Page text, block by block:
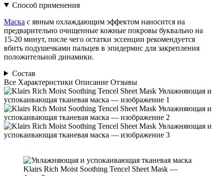
Способ применения
Маска с явным охлаждающим эффектом наносится на
предварительно очищенные кожные покровы буквально на
15-20 минут, после чего остатки эссенции рекомендуется
вбить подушечками пальцев в эпидермис для закрепления
положительной динамики.
Состав
Все Характеристики Описание Отзывы